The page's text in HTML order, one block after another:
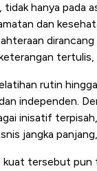
hanya pada
dan
rutin
independen.
inisatif
jangka
tersebut pun